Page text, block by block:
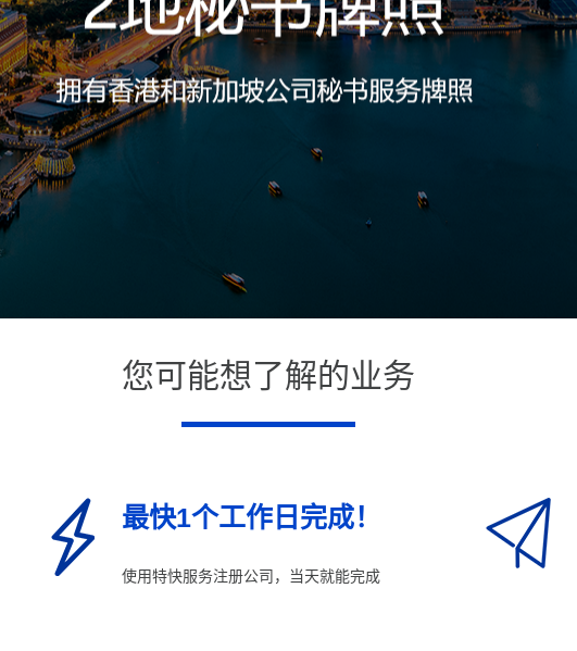
您可能想了解的业务
最快1个工作日完成！
使用特快服务注册公司，当天就能完成